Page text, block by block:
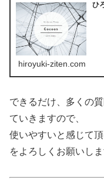
ひ
hiroyuki-ziten.com
できるだけ、多くの
ていきますので、
使いやすいと感じて
をよろしくお願いしま